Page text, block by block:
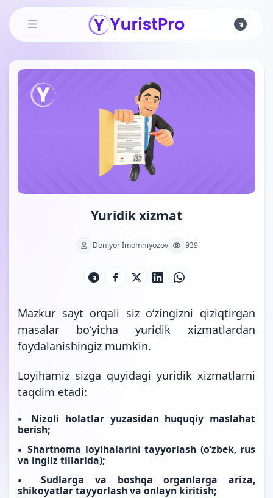
Skip to main content
Yuridik xizmat
Doniyor Imomniyozov 939
Mazkur sayt orqali siz o‘zingizni qiziqtirgan
masalar bo‘yicha yuridik xizmatlardan
foydalanishingiz mumkin.
Loyihamiz sizga quyidagi yuridik xizmatlarni
taqdim etadi:
▪️ Nizoli holatlar yuzasidan huquqiy maslahat
berish;
▪️ Shartnoma loyihalarini tayyorlash (o‘zbek, rus
va ingliz tillarida);
▪️ Sudlarga va boshqa organlarga ariza,
shikoyatlar tayyorlash va onlayn kiritish;